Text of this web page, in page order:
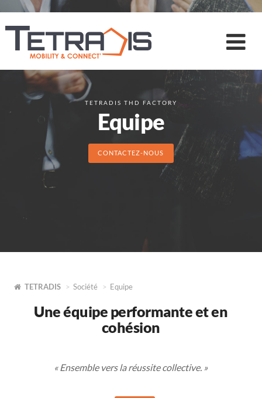
TETRADIS THD FACTORY
Equipe
CONTACTEZ-NOUS
TETRADIS Société Equipe
Une équipe performante et en
cohésion
« Ensemble vers la réussite collective. »